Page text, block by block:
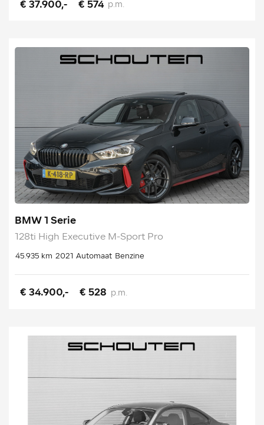
€ 37.900,- € 574 p.m.
BMW 1 Serie
128ti High Executive M-Sport Pro
45.935 km 2021 Automaat Benzine
€ 34.900,- € 528 p.m.